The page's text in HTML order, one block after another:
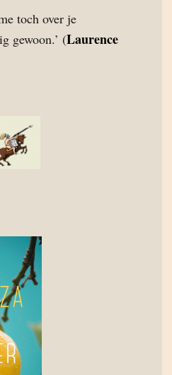
toch over je
gewoon.’ (Laurence